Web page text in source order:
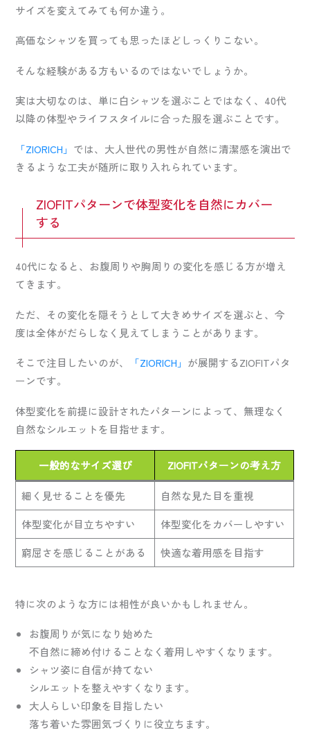
サイズを変えてみても何か違う。
高価なシャツを買っても思ったほどしっくりこない。
そんな経験がある方もいるのではないでしょうか。
実は大切なのは、単に白シャツを選ぶことではなく、40代
以降の体型やライフスタイルに合った服を選ぶことです。
「ZIORICH」 では、大人世代の男性が自然に清潔感を演出で
きるような工夫が随所に取り入れられています。
ZIOFITパターンで体型変化を自然にカバー
する
40代になると、お腹周りや胸周りの変化を感じる方が増え
てきます。
ただ、その変化を隠そうとして大きめサイズを選ぶと、今
度は全体がだらしなく見えてしまうことがあります。
そこで注目したいのが、 「ZIORICH」 が展開するZIOFITパタ
ーンです。
体型変化を前提に設計されたパターンによって、無理なく
自然なシルエットを目指せます。
一般的なサイズ選び ZIOFITパターンの考え方
細く見せることを優先
自然な見た目を重視
体型変化が目立ちやすい
体型変化をカバーしやすい
窮屈さを感じることがある
快適な着用感を目指す
特に次のような方には相性が良いかもしれません。
お腹周りが気になり始めた
不自然に締め付けることなく着用しやすくなります。
シャツ姿に自信が持てない
シルエットを整えやすくなります。
大人らしい印象を目指したい
落ち着いた雰囲気づくりに役立ちます。